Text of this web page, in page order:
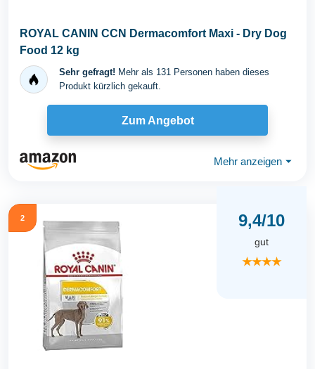
ROYAL CANIN CCN Dermacomfort Maxi - Dry Dog
Food 12 kg
Sehr gefragt! Mehr als 131 Personen haben dieses
Produkt kürzlich gekauft.
Zum Angebot
Mehr anzeigen ⏷
2 9,4/10
gut
★★★★